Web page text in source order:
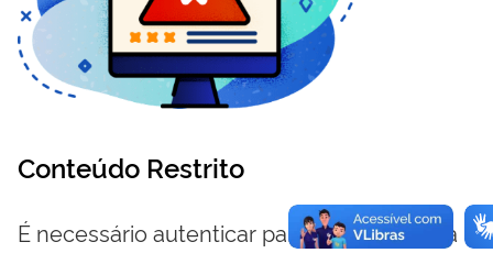
Conteúdo Restrito
É necessário autenticar para visualizar essa